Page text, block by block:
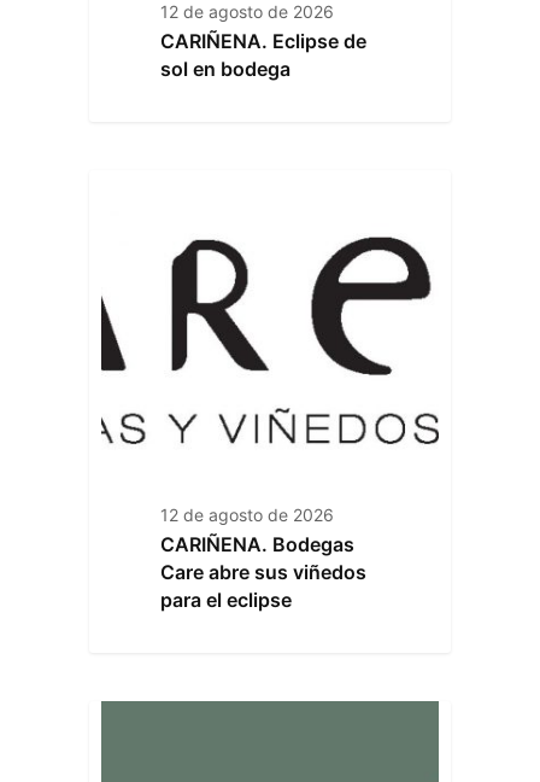
12 de agosto de 2026
CARIÑENA. Eclipse de
sol en bodega
12 de agosto de 2026
CARIÑENA. Bodegas
Care abre sus viñedos
para el eclipse